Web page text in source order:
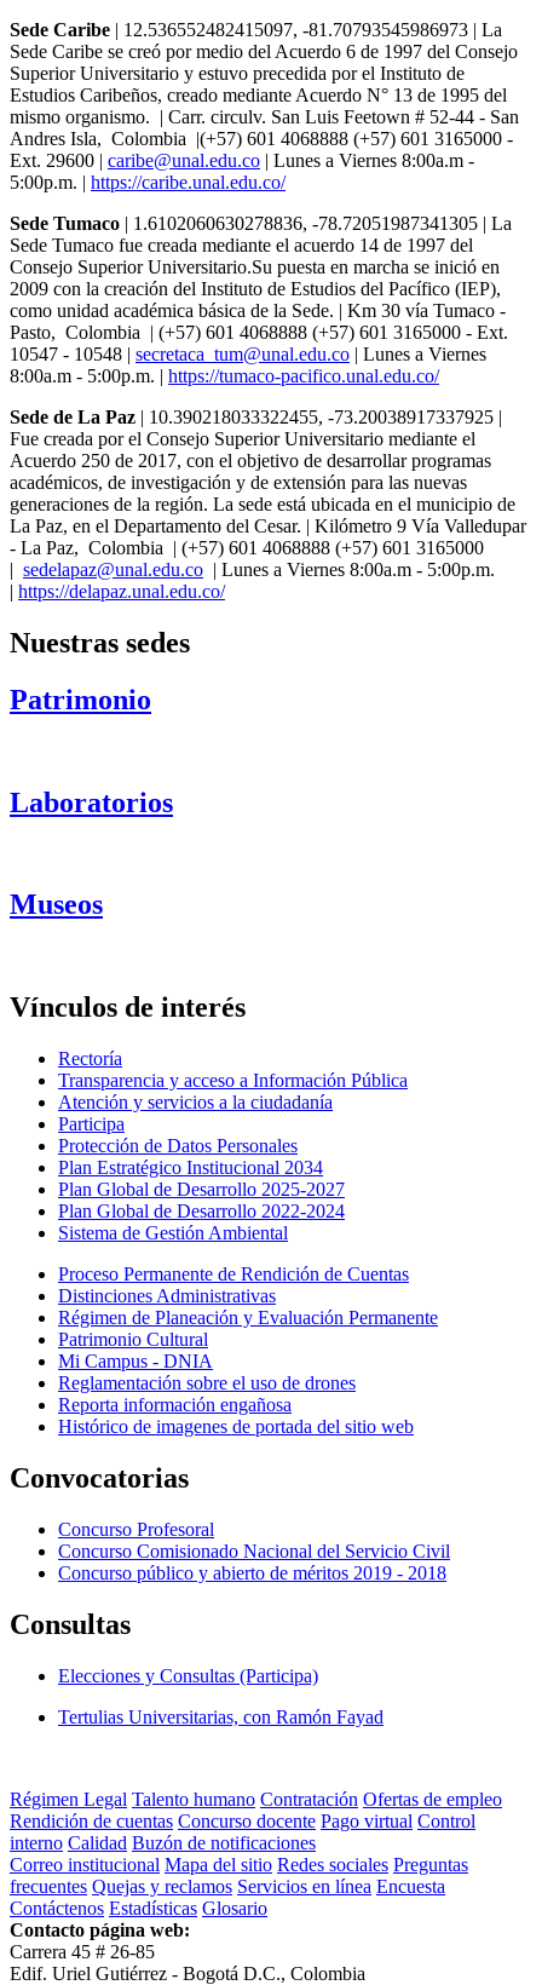
Sede Caribe | 12.536552482415097, -81.70793545986973 | La
Sede Caribe se creó por medio del Acuerdo 6 de 1997 del Consejo
Superior Universitario y estuvo precedida por el Instituto de
Estudios Caribeños, creado mediante Acuerdo N° 13 de 1995 del
mismo organismo. | Carr. circulv. San Luis Feetown # 52-44 - San
Andres Isla, Colombia |(+57) 601 4068888 (+57) 601 3165000 -
Ext. 29600 | caribe@unal.edu.co | Lunes a Viernes 8:00a.m -
5:00p.m. | https://caribe.unal.edu.co/
Sede Tumaco | 1.6102060630278836, -78.72051987341305 | La
Sede Tumaco fue creada mediante el acuerdo 14 de 1997 del
Consejo Superior Universitario.Su puesta en marcha se inició en
2009 con la creación del Instituto de Estudios del Pacífico (IEP),
como unidad académica básica de la Sede. | Km 30 vía Tumaco -
Pasto, Colombia | (+57) 601 4068888 (+57) 601 3165000 - Ext.
10547 - 10548 | secretaca_tum@unal.edu.co | Lunes a Viernes
8:00a.m - 5:00p.m. | https://tumaco-pacifico.unal.edu.co/
Sede de La Paz | 10.390218033322455, -73.20038917337925 |
Fue creada por el Consejo Superior Universitario mediante el
Acuerdo 250 de 2017, con el objetivo de desarrollar programas
académicos, de investigación y de extensión para las nuevas
generaciones de la región. La sede está ubicada en el municipio de
La Paz, en el Departamento del Cesar. | Kilómetro 9 Vía Valledupar
- La Paz, Colombia | (+57) 601 4068888 (+57) 601 3165000
| sedelapaz@unal.edu.co | Lunes a Viernes 8:00a.m - 5:00p.m.
| https://delapaz.unal.edu.co/
Nuestras sedes
Patrimonio
Laboratorios
Museos
Vínculos de interés
Rectoría
Transparencia y acceso a Información Pública
Atención y servicios a la ciudadanía
Participa
Protección de Datos Personales
Plan Estratégico Institucional 2034
Plan Global de Desarrollo 2025-2027
Plan Global de Desarrollo 2022-2024
Sistema de Gestión Ambiental
Proceso Permanente de Rendición de Cuentas
Distinciones Administrativas
Régimen de Planeación y Evaluación Permanente
Patrimonio Cultural
Mi Campus - DNIA
Reglamentación sobre el uso de drones
Reporta información engañosa
Histórico de imagenes de portada del sitio web
Convocatorias
Concurso Profesoral
Concurso Comisionado Nacional del Servicio Civil
Concurso público y abierto de méritos 2019 - 2018
Consultas
Elecciones y Consultas (Participa)
Tertulias Universitarias, con Ramón Fayad
Régimen Legal Talento humano Contratación Ofertas de empleo
Rendición de cuentas Concurso docente Pago virtual Control
interno Calidad Buzón de notificaciones
Correo institucional Mapa del sitio Redes sociales Preguntas
frecuentes Quejas y reclamos Servicios en línea Encuesta
Contáctenos Estadísticas Glosario
Contacto página web:
Carrera 45 # 26-85
Edif. Uriel Gutiérrez - Bogotá D.C., Colombia